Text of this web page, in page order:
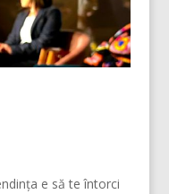
e să te întorci